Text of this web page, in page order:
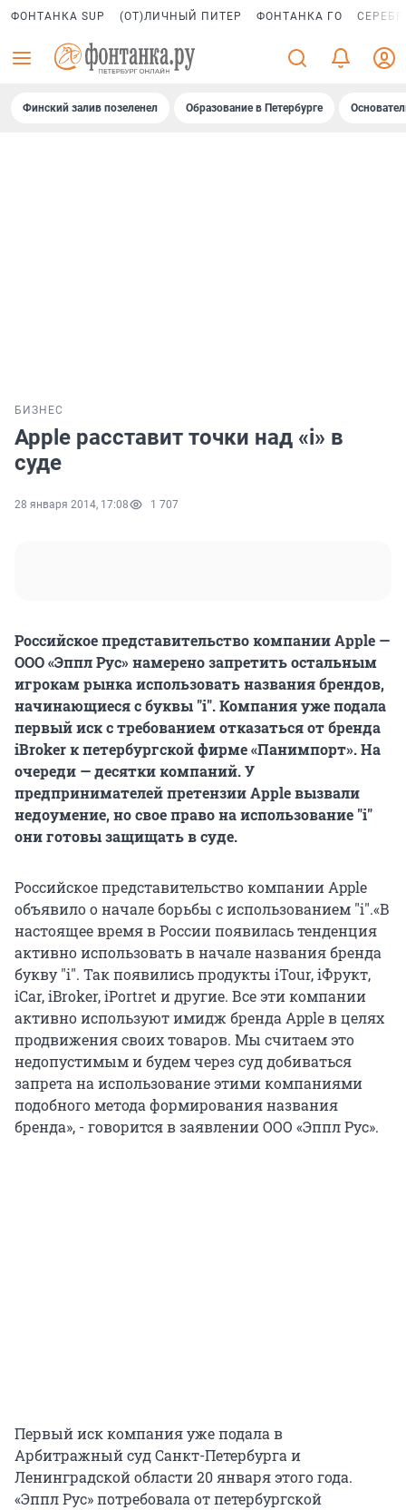
ФОНТАНКА SUP (ОТ)ЛИЧНЫЙ ПИТЕР ФОНТАНКА ГО
Финский залив позеленел Образование в Петербурге
БИЗНЕС
Apple расставит точки над «i» в
суде
28 января 2014, 17:08 1 707
Российское представительство компании Apple —
ООО «Эппл Рус» намерено запретить остальным
игрокам рынка использовать названия брендов,
начинающиеся с буквы "i". Компания уже подала
первый иск с требованием отказаться от бренда
iBroker к петербургской фирме «Панимпорт». На
очереди — десятки компаний. У
предпринимателей претензии Apple вызвали
недоумение, но свое право на использование "i"
они готовы защищать в суде.
Российское представительство компании Apple
объявило о начале борьбы с использованием "i".«В
настоящее время в России появилась тенденция
активно использовать в начале названия бренда
букву "i". Так появились продукты iTour, iФрукт,
iCar, iBroker, iPortret и другие. Все эти компании
активно используют имидж бренда Apple в целях
продвижения своих товаров. Мы считаем это
недопустимым и будем через суд добиваться
запрета на использование этими компаниями
подобного метода формирования названия
бренда», - говорится в заявлении ООО «Эппл Рус».
Первый иск компания уже подала в
Арбитражный суд Санкт-Петербурга и
Ленинградской области 20 января этого года.
«Эппл Рус» потребовала от петербургской